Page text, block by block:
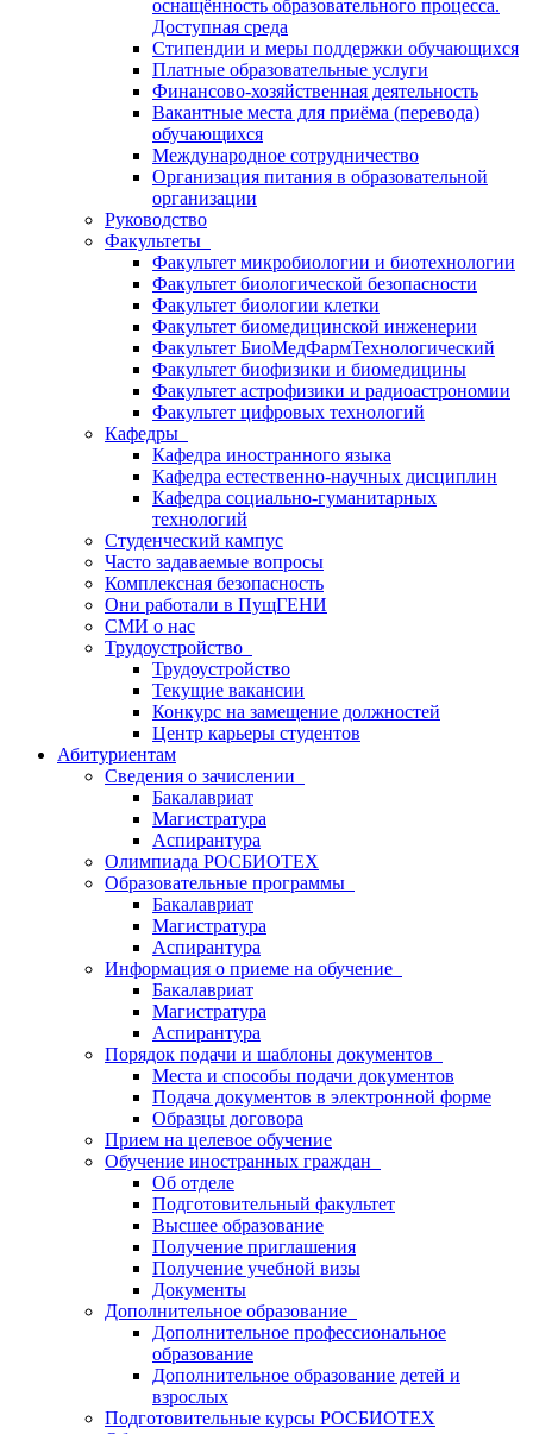
оснащённость образовательного процесса.
Доступная среда
Стипендии и меры поддержки обучающихся
Платные образовательные услуги
Финансово-хозяйственная деятельность
Вакантные места для приёма (перевода)
обучающихся
Международное сотрудничество
Организация питания в образовательной
организации
Руководство
Факультеты
Факультет микробиологии и биотехнологии
Факультет биологической безопасности
Факультет биологии клетки
Факультет биомедицинской инженерии
Факультет БиоМедФармТехнологический
Факультет биофизики и биомедицины
Факультет астрофизики и радиоастрономии
Факультет цифровых технологий
Кафедры
Кафедра иностранного языка
Кафедра естественно-научных дисциплин
Кафедра социально-гуманитарных
технологий
Студенческий кампус
Часто задаваемые вопросы
Комплексная безопасность
Они работали в ПущГЕНИ
СМИ о нас
Трудоустройство
Трудоустройство
Текущие вакансии
Конкурс на замещение должностей
Центр карьеры студентов
Абитуриентам
Сведения о зачислении
Бакалавриат
Магистратура
Аспирантура
Олимпиада РОСБИОТЕХ
Образовательные программы
Бакалавриат
Магистратура
Аспирантура
Информация о приеме на обучение
Бакалавриат
Магистратура
Аспирантура
Порядок подачи и шаблоны документов
Места и способы подачи документов
Подача документов в электронной форме
Образцы договора
Прием на целевое обучение
Обучение иностранных граждан
Об отделе
Подготовительный факультет
Высшее образование
Получение приглашения
Получение учебной визы
Документы
Дополнительное образование
Дополнительное профессиональное
образование
Дополнительное образование детей и
взрослых
Подготовительные курсы РОСБИОТЕХ